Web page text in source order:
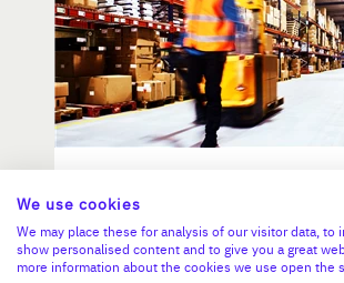
We use cookies
We may place these for analysis of our visitor data, to
show personalised content and to give you a great
more information about the cookies we use open the